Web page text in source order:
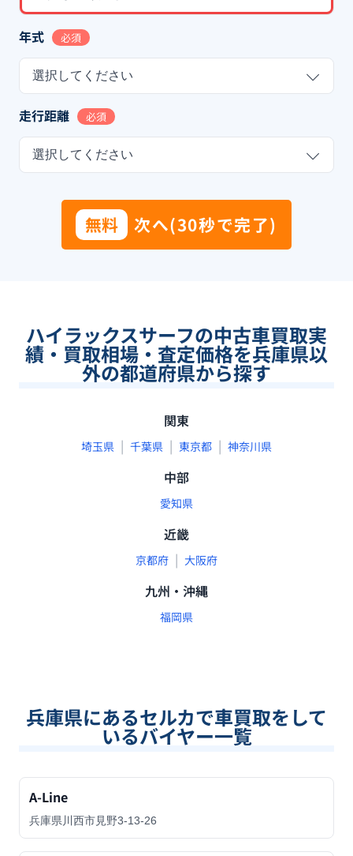
年式 必須
選択してください
走行距離 必須
選択してください
無料 次へ(30秒で完了)
ハイラックスサーフの中古車買取実
績・買取相場・査定価格を兵庫県以
外の都道府県から探す
関東
埼玉県 | 千葉県 | 東京都 | 神奈川県
中部
愛知県
近畿
京都府 | 大阪府
九州・沖縄
福岡県
兵庫県にあるセルカで車買取をして
いるバイヤー一覧
A-Line
兵庫県川西市見野3-13-26